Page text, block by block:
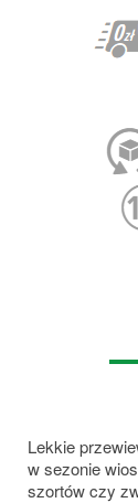
Lekkie
w sezonie
szortów czy